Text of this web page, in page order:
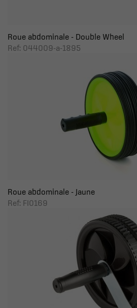
Roue abdominale - Double Wheel
Ref: 044009-a-1895
Roue abdominale - Jaune
Ref: FI0169